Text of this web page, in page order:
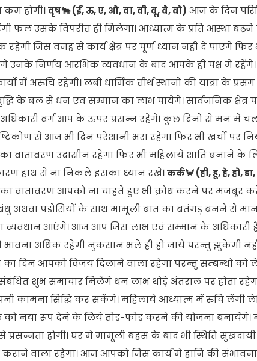
होगी।वृष🐂 (ई, ऊ, ए, ओ, वा, वी, वू, वे, वो) आज के दिन
उसके विपरीत ही मिलेगा। आध्यात्म के प्रति आस्था बढ़ने
जिस वजह से कार्य क्षेत्र पर पूर्ण ध्यान नही दे पाएंगे
निर्णय आरंभिक व्यवधान के बाद आपके ही पक्ष में रहेंगे।
अरुचि रहेगी। लंबी धार्मिक तीर्थ स्थानों की यात्रा के
के बल से धन एवं सम्मान का लाभ पायेंगे। सार्वजनिक क्षेत्र
वर्ग आप के ऊपर प्रसन्न रहेंगे। कुछ दिनों से मन मे चल
से आज भी दिन परेशानी भरा रहेगा फिर भी खर्चो पर
वातावरण उदासीन रहेगा फिर भी महिलाये शांति बनाने के
हाथ से ना निकले इसका ध्यान रखें।कर्क🦀 (ही, हू, हे, हो, डा,
आपको ना चाहते हुए भी क्रोध करने पर मजबूर
बंधु अथवा पड़ोसियों के साथ मामूली बात का बतंगड़ बनने से
व्यवधान आएंगे। आज आप जिस लाभ एवं सम्मान के अधिकारी
अधिक रहेगी नुकसान भले ही हो जाये परन्तु झुकेगी
दिन आपको विजय दिलाने वाला रहेगा परन्तु सम्बन्धो
शुभ समाचार मिलेंगे धन लाभ थोड़े अंतराल पर होता
कामना सिद्धि कर सकेंगे। महिलाये आध्यात्म में रुचि लेंगी
को नया रूप देने के लिये तोड़-फोड़ करने की योजना बनायेंगे।
होगी। घर मे मामूली बहस के बाद भी स्थिति सुखदायी
वाला रहेगा। आज आपको जिस कार्य मे हानि की